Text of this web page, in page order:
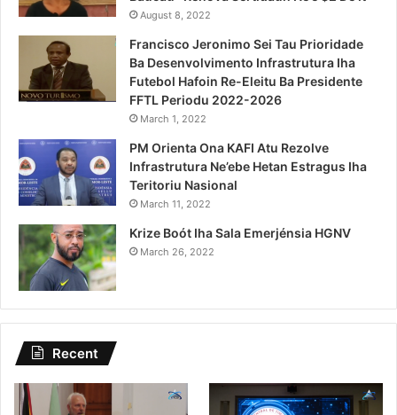
August 8, 2022
Francisco Jeronimo Sei Tau Prioridade
Ba Desenvolvimento Infrastrutura Iha
Futebol Hafoin Re-Eleitu Ba Presidente
FFTL Periodu 2022-2026
March 1, 2022
PM Orienta Ona KAFI Atu Rezolve
Infrastrutura Ne’ebe Hetan Estragus Iha
Teritoriu Nasional
March 11, 2022
Krize Boót Iha Sala Emerjénsia HGNV
March 26, 2022
Recent